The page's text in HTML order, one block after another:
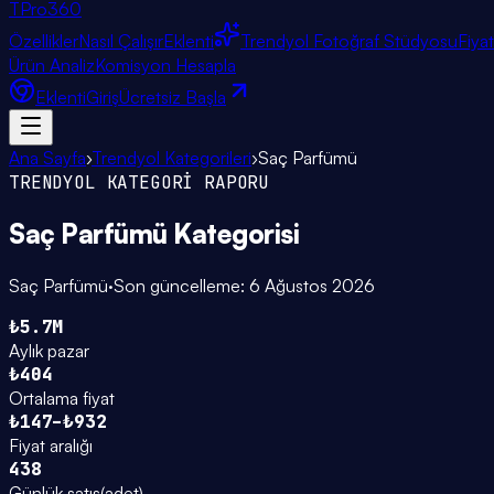
TPro360
ÖzelliklerNasıl ÇalışırEklenti Trendyol Fotoğraf Stüdyosu
Ürün AnalizKomisyon Hesapla
EklentiGirişÜcretsiz Başla
Ana Sayfa›Trendyol Kategorileri›Saç Parfümü
TRENDYOL KATEGORİ RAPORU
Saç Parfümü Kategorisi
Saç Parfümü·Son güncelleme: 6 Ağustos 2026
₺5.7M
Aylık pazar
₺404
Ortalama fiyat
₺147–₺932
Fiyat aralığı
438